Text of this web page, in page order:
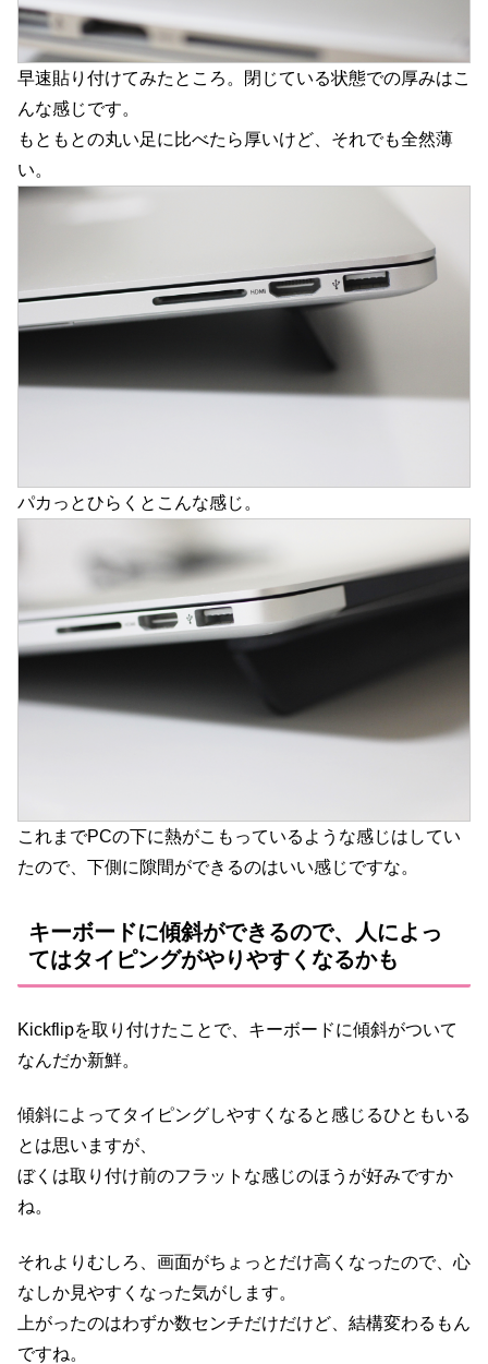
早速貼り付けてみたところ。閉じている状態での厚みはこ
んな感じです。
もともとの丸い足に比べたら厚いけど、それでも全然薄
い。
パカっとひらくとこんな感じ。
これまでPCの下に熱がこもっているような感じはしてい
たので、下側に隙間ができるのはいい感じですな。
キーボードに傾斜ができるので、人によっ
てはタイピングがやりやすくなるかも
Kickflipを取り付けたことで、キーボードに傾斜がついて
なんだか新鮮。
傾斜によってタイピングしやすくなると感じるひともいる
とは思いますが、
ぼくは取り付け前のフラットな感じのほうが好みですか
ね。
それよりむしろ、画面がちょっとだけ高くなったので、心
なしか見やすくなった気がします。
上がったのはわずか数センチだけだけど、結構変わるもん
ですね。